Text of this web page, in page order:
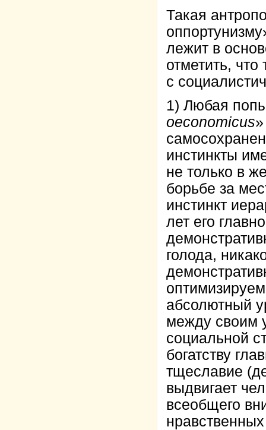
Такая
лежит в
отметить,
с
1) Любая
oeconomicus
инстинкты
не только в
борьбе за
инстинкт
лет его
голода,
абсолютный
между своим
социальной
богатству
тщеславие
выдвигает
всеобщего